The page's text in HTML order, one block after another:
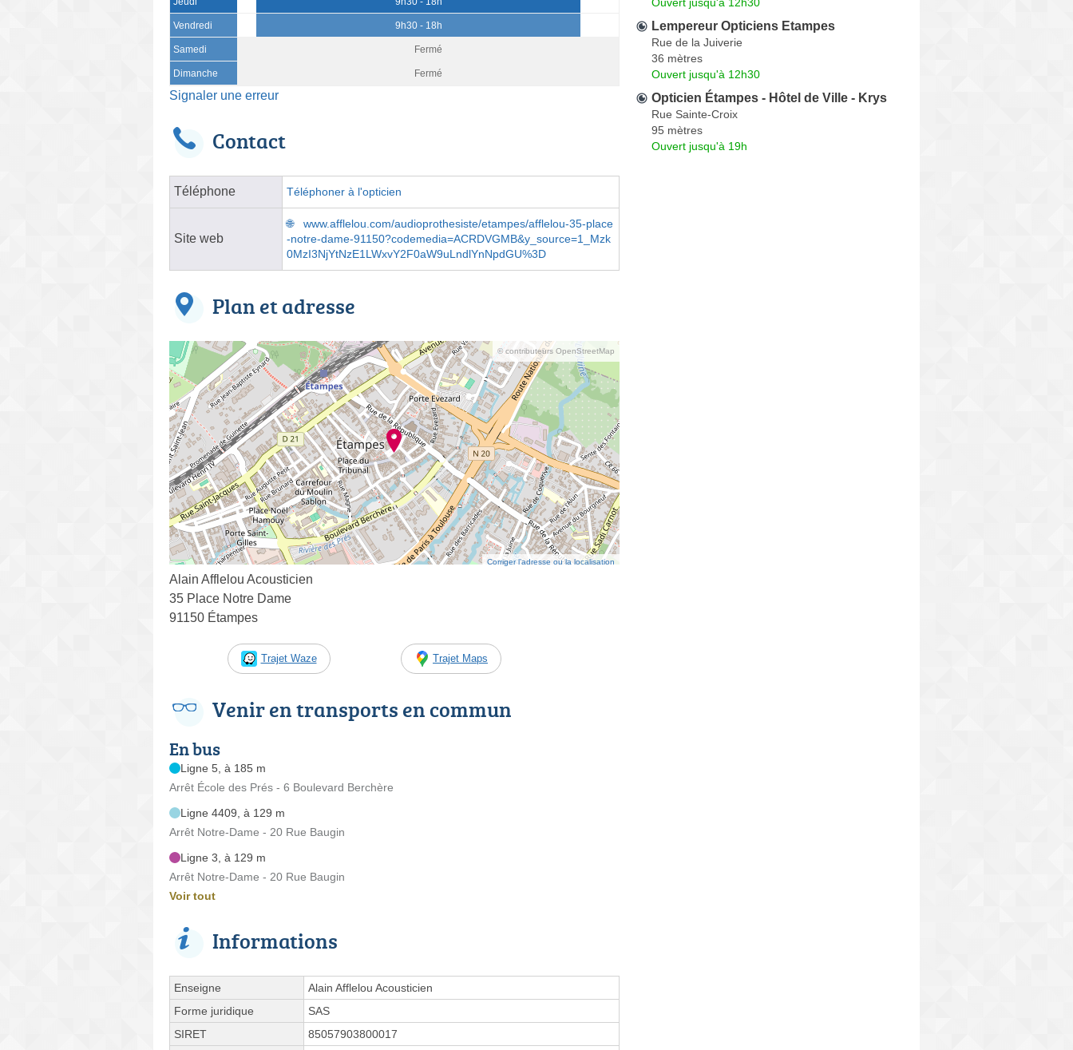
Vendredi 9h30 - 18h
Samedi Fermé
Dimanche Fermé
Signaler une erreur
Contact
Téléphone Téléphoner à l'opticien
Site web
www.afflelou.com/audioprothesiste/etampes/afflelou-35-place
-notre-dame-91150?codemedia=ACRDVGMB&y_source=1_Mzk
0MzI3NjYtNzE1LWxvY2F0aW9uLndlYnNpdGU%3D
Plan et adresse
© contributeurs OpenStreetMap
Corriger l’adresse ou la localisation
Alain Afflelou Acousticien
35 Place Notre Dame
91150 Étampes
Trajet Waze Trajet Maps
Venir en transports en commun
En bus
Ligne 5, à 185 m
Arrêt École des Prés - 6 Boulevard Berchère
Ligne 4409, à 129 m
Arrêt Notre-Dame - 20 Rue Baugin
Ligne 3, à 129 m
Arrêt Notre-Dame - 20 Rue Baugin
Voir tout
Informations
Enseigne
Alain Afflelou Acousticien
Forme juridique
SAS
SIRET
85057903800017
Lempereur Opticiens Etampes
Rue de la Juiverie
36 mètres
Ouvert jusqu'à 12h30
Opticien Étampes - Hôtel de Ville - Krys
Rue Sainte-Croix
95 mètres
Ouvert jusqu'à 19h